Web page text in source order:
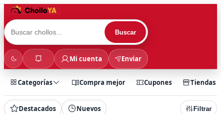
Buscar
Mi cuenta Enviar
Categorías Compra mejor Cupones Tiendas
Destacados Nuevos Filtrar